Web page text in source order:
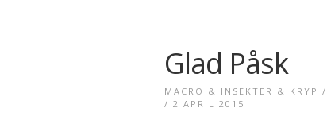
Glad Påsk
MACRO & INSEKTER & KRYP /
/ 2 APRIL 2015